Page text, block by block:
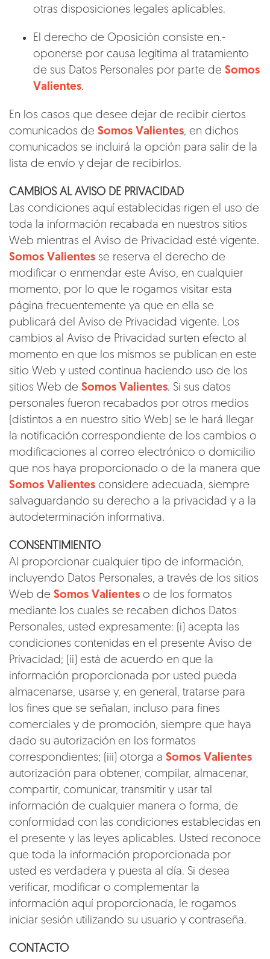
otras disposiciones legales aplicables.
El derecho de Oposición consiste en.-
oponerse por causa legítima al tratamiento
de sus Datos Personales por parte de Somos
Valientes.
En los casos que desee dejar de recibir ciertos
comunicados de Somos Valientes, en dichos
comunicados se incluirá la opción para salir de la
lista de envío y dejar de recibirlos.
CAMBIOS AL AVISO DE PRIVACIDAD
Las condiciones aquí establecidas rigen el uso de
toda la información recabada en nuestros sitios
Web mientras el Aviso de Privacidad esté vigente.
Somos Valientes se reserva el derecho de
modificar o enmendar este Aviso, en cualquier
momento, por lo que le rogamos visitar esta
página frecuentemente ya que en ella se
publicará del Aviso de Privacidad vigente. Los
cambios al Aviso de Privacidad surten efecto al
momento en que los mismos se publican en este
sitio Web y usted continua haciendo uso de los
sitios Web de Somos Valientes. Si sus datos
personales fueron recabados por otros medios
(distintos a en nuestro sitio Web) se le hará llegar
la notificación correspondiente de los cambios o
modificaciones al correo electrónico o domicilio
que nos haya proporcionado o de la manera que
Somos Valientes considere adecuada, siempre
salvaguardando su derecho a la privacidad y a la
autodeterminación informativa.
CONSENTIMIENTO
Al proporcionar cualquier tipo de información,
incluyendo Datos Personales, a través de los sitios
Web de Somos Valientes o de los formatos
mediante los cuales se recaben dichos Datos
Personales, usted expresamente: (i) acepta las
condiciones contenidas en el presente Aviso de
Privacidad; (ii) está de acuerdo en que la
información proporcionada por usted pueda
almacenarse, usarse y, en general, tratarse para
los fines que se señalan, incluso para fines
comerciales y de promoción, siempre que haya
dado su autorización en los formatos
correspondientes; (iii) otorga a Somos Valientes
autorización para obtener, compilar, almacenar,
compartir, comunicar, transmitir y usar tal
información de cualquier manera o forma, de
conformidad con las condiciones establecidas en
el presente y las leyes aplicables. Usted reconoce
que toda la información proporcionada por
usted es verdadera y puesta al día. Si desea
verificar, modificar o complementar la
información aquí proporcionada, le rogamos
iniciar sesión utilizando su usuario y contraseña.
CONTACTO